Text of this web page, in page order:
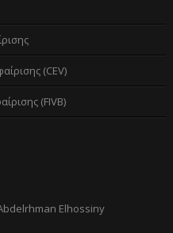
(CEV)
(FIVB)
Elhossiny